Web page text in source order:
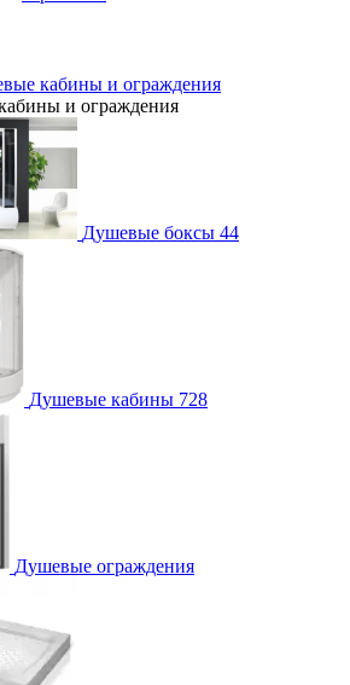
кабины и ограждения
и ограждения
Душевые боксы 44
Душевые кабины 728
Душевые ограждения